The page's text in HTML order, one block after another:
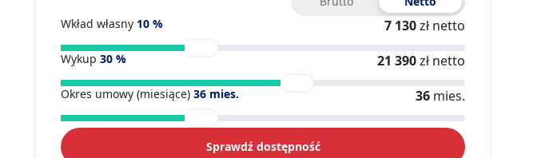
Wkład własny 10 % 7 130zł netto
Wykup 30 % 21 390zł netto
Okres umowy (miesiące) 36 mies. 36 mies.
Sprawdź dostępność